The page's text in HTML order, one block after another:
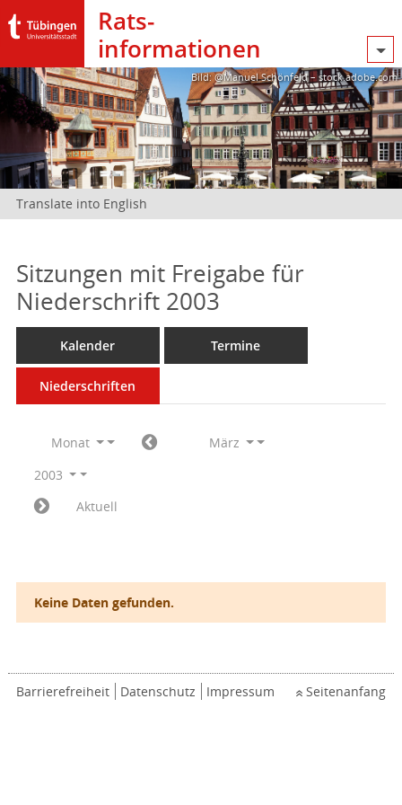
Rats­
informationen
Bild: @Manuel Schönfeld – stock.adobe.com
Translate into English
Sitzungen mit Freigabe für
Niederschrift 2003
Kalender Termine
Niederschriften
Monat
März
2003
Aktuell
Keine Daten gefunden.
Barrierefreiheit Datenschutz Impressum Seitenanfang